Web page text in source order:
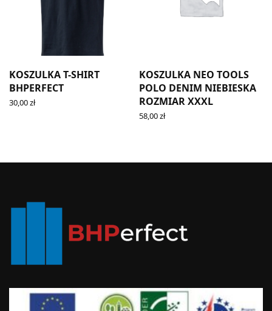
KOSZULKA T-SHIRT
BHPERFECT
30,00zł
KOSZULKA NEO TOOLS
POLO DENIM NIEBIESKA
ROZMIAR XXXL
58,00zł